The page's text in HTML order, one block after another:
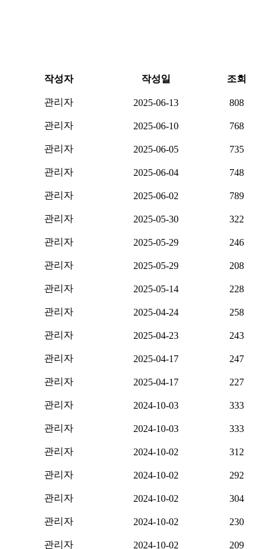
작성자 작성일 조회
관리자 2025-06-13 808
관리자 2025-06-10 768
관리자 2025-06-05 735
관리자 2025-06-04 748
관리자 2025-06-02 789
관리자 2025-05-30 322
관리자 2025-05-29 246
관리자 2025-05-29 208
관리자 2025-05-14 228
관리자 2025-04-24 258
관리자 2025-04-23 243
관리자 2025-04-17 247
관리자 2025-04-17 227
관리자 2024-10-03 333
관리자 2024-10-03 333
관리자 2024-10-02 312
관리자 2024-10-02 292
관리자 2024-10-02 304
관리자 2024-10-02 230
관리자 2024-10-02 209